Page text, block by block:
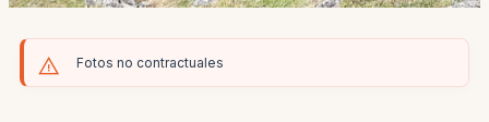
Fotos no contractuales